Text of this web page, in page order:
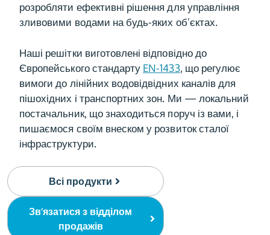
розробляти ефективні рішення для управління
зливовими водами на будь-яких об’єктах.
Наші решітки виготовлені відповідно до
Європейського стандарту EN-1433, що регулює
вимоги до лінійних водовідвідних каналів для
пішохідних і транспортних зон. Ми — локальний
постачальник, що знаходиться поруч із вами, і
пишаємося своїм внеском у розвиток сталої
інфраструктури.
Всі продукти
Зв’язатися з відділом
продажів